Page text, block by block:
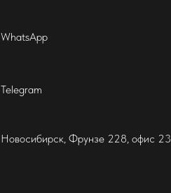
Новосибирск, Фрунзе 228, офис 23
WhatsApp
Telegram